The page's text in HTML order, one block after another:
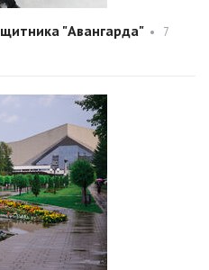
"Авангарда" •
7